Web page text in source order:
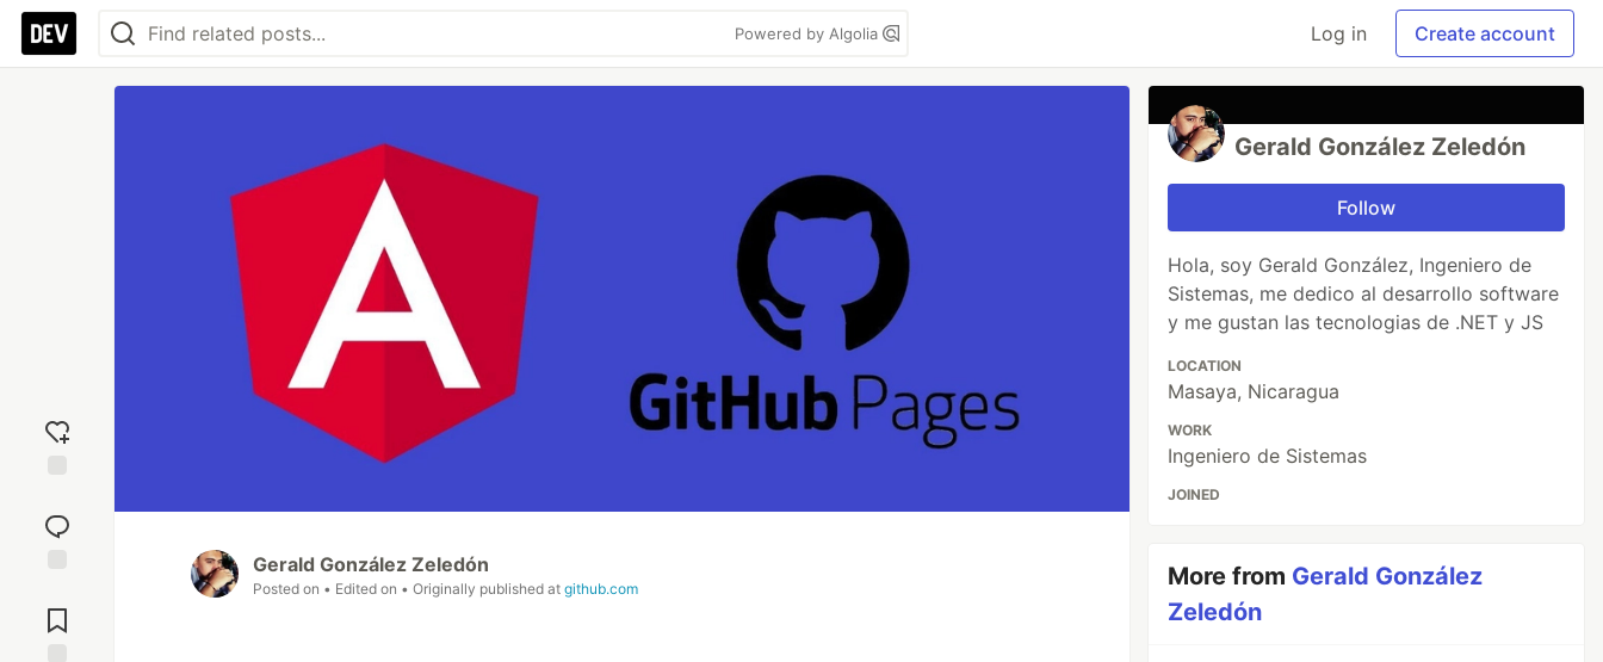
Powered by Algolia Log in Create account
reaction
Comments
Gerald González Zeledón
Posted on • Edited on • Originally published at github.com
Gerald González Zeledón
Follow
Hola, soy Gerald González, Ingeniero de
Sistemas, me dedico al desarrollo software
y me gustan las tecnologias de .NET y JS
LOCATION
Masaya, Nicaragua
WORK
Ingeniero de Sistemas
JOINED
More from Gerald González
Zeledón